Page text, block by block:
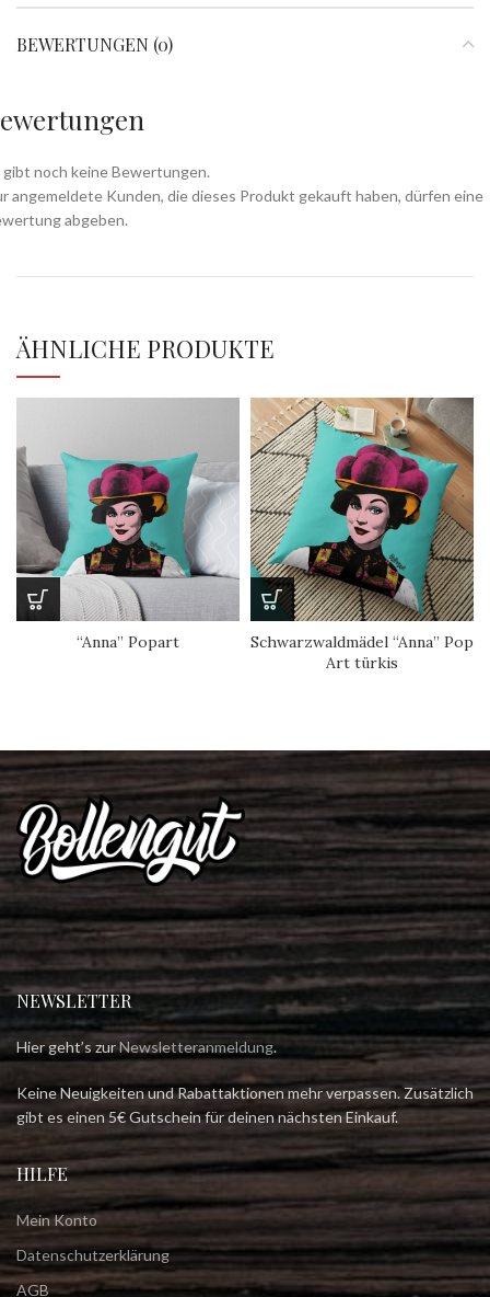
BEWERTUNGEN (0)
gibt noch keine Bewertungen.
angemeldete Kunden, die dieses Produkt gekauft haben, dürfen eine
abgeben.
ÄHNLICHE PRODUKTE
“Anna” Popart
Schwarzwaldmädel “Anna” Pop
Art türkis
NEWSLETTER
Hier geht’s zurNewsletteranmeldung.
Keine Neuigkeiten und Rabattaktionen mehr verpassen. Zusätzlich
gibt es einen 5€ Gutschein für deinen nächsten Einkauf.
HILFE
Mein Konto
Datenschutzerklärung
AGB